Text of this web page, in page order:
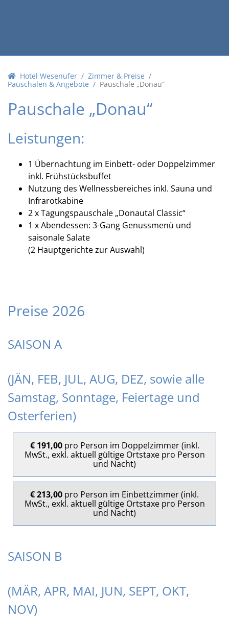
Hotel Wesenufer
Zimmer & Preise
Pauschalen & Angebote
Pauschale „Donau“
Pauschale „Donau“
Leistungen:
1 Übernachtung im Einbett- oder Doppelzimmer
inkl. Frühstücksbuffet
Nutzung des Wellnessbereiches inkl. Sauna und
Infrarotkabine
2 x Tagungspauschale „Donautal Classic“
1 x Abendessen: 3-Gang Genussmenü und
saisonale Salate
(2 Hauptgerichte zur Auswahl)
Preise 2026
SAISON A
(JÄN, FEB, JUL, AUG, DEZ, sowie alle
Samstag, Sonntage, Feiertage und
Osterferien)
€ 191,00pro Person im Doppelzimmer (inkl.
MwSt., exkl. aktuell gültige Ortstaxe pro Person
und Nacht)
€ 213,00 pro Person im Einbettzimmer (inkl.
MwSt., exkl. aktuell gültige Ortstaxe pro Person
und Nacht)
SAISON B
(MÄR, APR, MAI, JUN, SEPT, OKT,
NOV)